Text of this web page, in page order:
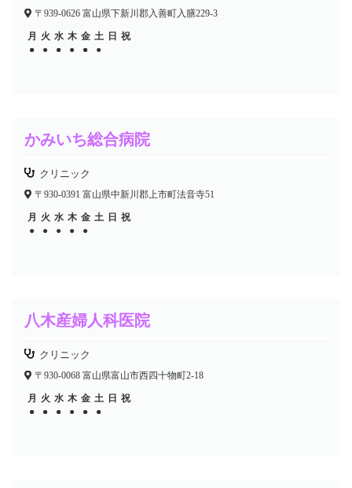
〒939-0626 富山県下新川郡入善町入膳229-3
月 火 水 木 金 土 日 祝
●
● ● ● ● ●
● ● ●
かみいち総合病院
クリニック
〒930-0391 富山県中新川郡上市町法音寺51
月 火 水 木 金 土 日 祝
●
● ● ● ●
八木産婦人科医院
クリニック
〒930-0068 富山県富山市西四十物町2-18
月 火 水 木 金 土 日 祝
●
● ● ● ● ●
● ● ● ● ●